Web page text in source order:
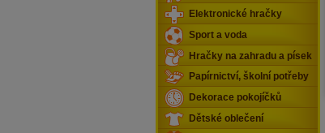
Elektronické hračky
Sport a voda
Hračky na zahradu a písek
Papírnictví, školní potřeby
Dekorace pokojíčků
Dětské oblečení